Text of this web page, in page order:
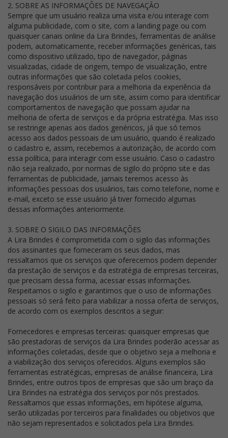
2. SOBRE AS INFORMAÇÕES DE NAVEGAÇÃO
Sempre que um usuário realiza uma visita e/ou interage com
alguma publicidade, com o site, com a landing page ou com
quaisquer canais online da Lira Brindes, ferramentas de análise
podem, automaticamente, receber informações genéricas, tais
como dispositivo utilizado, tipo de navegador, páginas
visualizadas, cidade de origem, tempo de visualização, entre
outras informações que são coletada pelos cookies,
responsáveis por contribuir para a melhoria da experiência da
navegação dos usuários de um site, assim como para identificar
comportamentos de navegação que possam ajudar na
melhoria de oferta de serviços e da própria estratégia. Mas isso
se restringe apenas aos dados genéricos, já que só temos
acesso aos dados pessoais de um usuário, quando é realizado
o cadastro e, assim, recebemos a autorização, de acordo com
essa política, para interagir com esse usuário. Caso o cadastro
não seja realizado, por normas de sigilo do próprio site e das
ferramentas de publicidade, jamais teremos acesso às
informações pessoas dos usuários, tais como telefone, nome e
e-mail, exceto se esse usuário já tiver fornecido algumas
dessas informações anteriormente.
3. SOBRE O SIGILO DAS INFORMAÇÕES
A Lira Brindes é comprometida com o sigilo das informações
dos assinantes que forneceram os seus dados, mas
ressaltamos que os serviços que oferecemos podem depender
da prestação de serviços e da estratégia de empresas terceiras,
que precisam dessa forma, acessar essas informações.
Respeitamos o sigilo e garantimos que o uso de informações
pessoais só será feito para viabilizar a nossa oferta de serviços,
de acordo com os exemplos descritos a seguir:
Fornecedores e empresas terceiras: quaisquer empresas que
são prestadoras de serviços da Lira Brindes poderão acessar as
informações coletadas, desde que o objetivo seja a melhoria e
a viabilização dos serviços oferecidos. Alguns exemplos são
ferramentas estratégicas, empresas de análise financeira, Lira
Brindes, entre outros tipos de empresas que são um braço da
Lira Brindes na estratégia dos serviços por nós prestados.
Ressaltamos que essas informações, em hipótese alguma,
serão utilizadas por terceiros para finalidades ou objetivos que
não sejam representados e solicitados pela Lira Brindes.